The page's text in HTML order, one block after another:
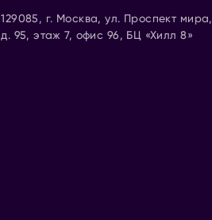
129085, г. Москва, ул. Проспект мира,
д. 95, этаж 7, офис 96, БЦ «Хилл 8»